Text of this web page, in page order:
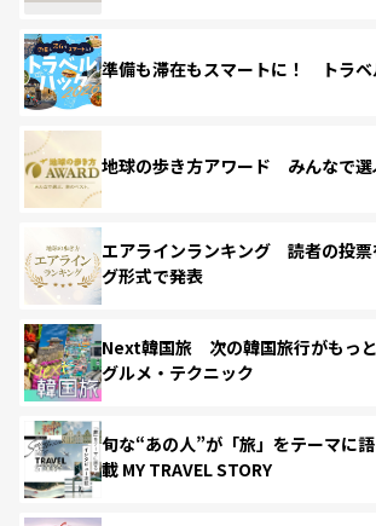
準備も滞在もスマートに！ トラベ
地球の歩き方アワード みんなで選
エアラインランキング 読者の投票
グ形式で発表
Next韓国旅 次の韓国旅行がもっと
グルメ・テクニック
旬な“あの人”が「旅」をテーマに
載 MY TRAVEL STORY